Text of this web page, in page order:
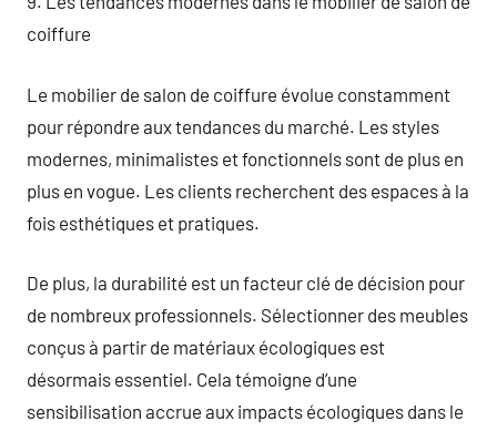
coiffure
Le mobilier de salon de coiffure évolue constamment
pour répondre aux tendances du marché. Les styles
modernes, minimalistes et fonctionnels sont de plus en
plus en vogue. Les clients recherchent des espaces à la
fois esthétiques et pratiques.
De plus, la durabilité est un facteur clé de décision pour
de nombreux professionnels. Sélectionner des meubles
conçus à partir de matériaux écologiques est
désormais essentiel. Cela témoigne d’une
sensibilisation accrue aux impacts écologiques dans le